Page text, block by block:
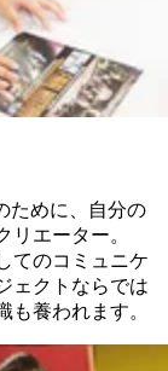
ために、自分の
エーター。
てのコミュニケ
ェクトならでは
養われます。